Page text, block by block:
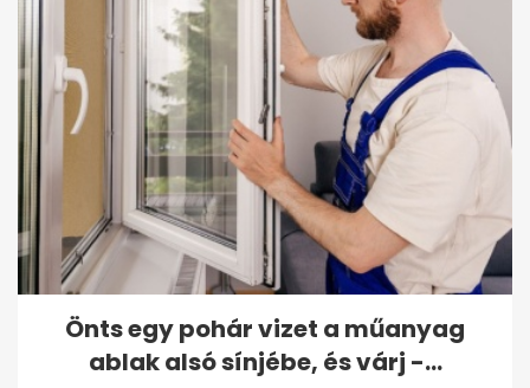
Önts egy pohár vizet a műanyag
ablak alsó sínjébe, és várj -...